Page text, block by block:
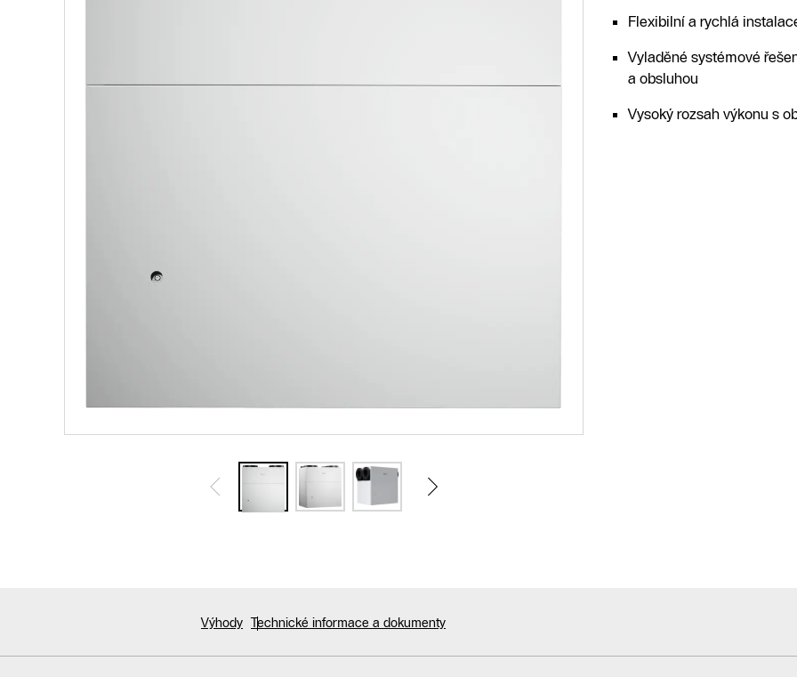
Flexibilní a rychlá
Vyladěné systémové
a obsluhou
Vysoký rozsah výkonu s
Výhody Technické informace a dokumenty